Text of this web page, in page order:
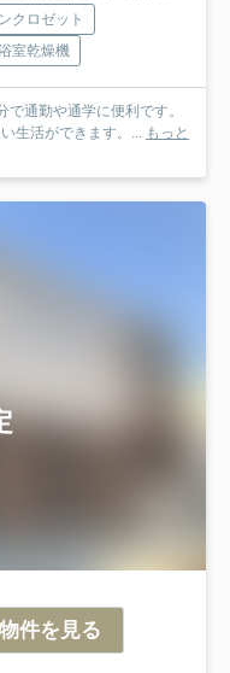
クロゼット
室乾燥機
通勤や通学に便利です。
生活ができます。... もっと
件を見る